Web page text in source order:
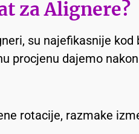
za Alignere?
su najefikasnije
procjenu dajemo
rotacije, razmake